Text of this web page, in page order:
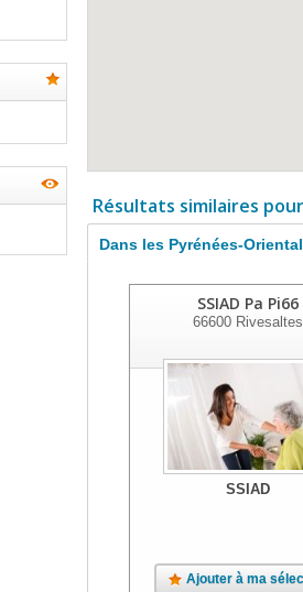
Résultats similaires
Dans les Pyrénées-
SSIAD Pa Pi66
66600Rivesaltes
SSIAD
Ajouter à ma